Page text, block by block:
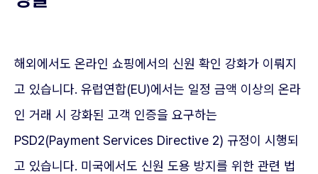
해외에서도 온라인 쇼핑에서의 신원 확인 강화가 이뤄지
고 있습니다. 유럽연합(EU)에서는 일정 금액 이상의 온라
인 거래 시 강화된 고객 인증을 요구하는
PSD2(Payment Services Directive 2) 규정이 시행되
고 있습니다. 미국에서도 신원 도용 방지를 위한 관련 법